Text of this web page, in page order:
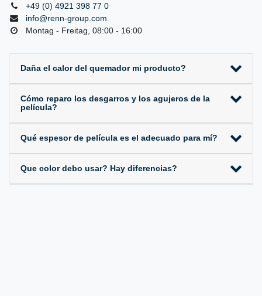
+49 (0) 4921 398 77 0
info@renn-group.com
Montag - Freitag, 08:00 - 16:00
Daña el calor del quemador mi producto?
Cómo reparo los desgarros y los agujeros de la
película?
Qué espesor de película es el adecuado para mí?
Que color debo usar? Hay diferencias?